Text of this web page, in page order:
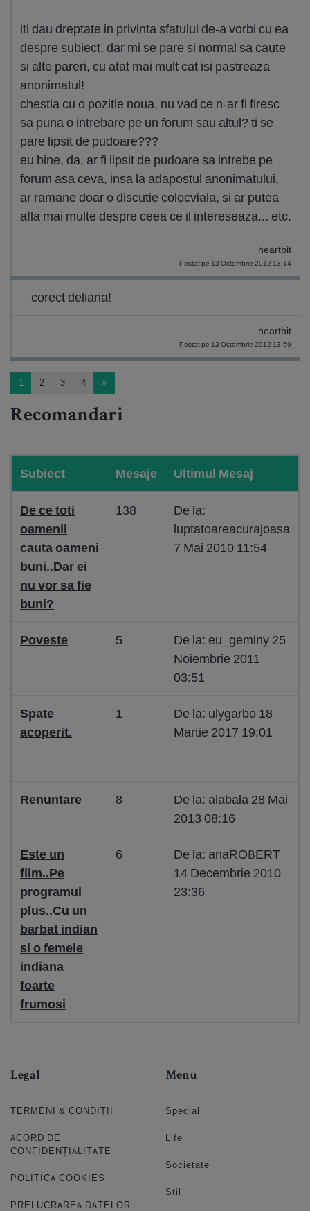
iti dau dreptate in privinta sfatului de-a vorbi cu ea
despre subiect, dar mi se pare si normal sa caute
si alte pareri, cu atat mai mult cat isi pastreaza
anonimatul!
chestia cu o pozitie noua, nu vad ce n-ar fi firesc
sa puna o intrebare pe un forum sau altul? ti se
pare lipsit de pudoare???
eu bine, da, ar fi lipsit de pudoare sa intrebe pe
forum asa ceva, insa la adapostul anonimatului,
ar ramane doar o discutie colocviala, si ar putea
afla mai multe despre ceea ce il intereseaza... etc.
heartbit
Postat pe 13 Octombrie 2012 13:14
corect deliana!
heartbit
Postat pe 13 Octombrie 2012 13:59
1 2 3 4 »
Recomandari
Subiect Mesaje Ultimul Mesaj
De ce toti
oamenii
cauta oameni
buni..Dar ei
nu vor sa fie
buni?
138
De la:
luptatoareacurajoasa
7 Mai 2010 11:54
Poveste 5
De la: eu_geminy 25
Noiembrie 2011
03:51
Spate
acoperit.
1
De la: ulygarbo 18
Martie 2017 19:01
Renuntare 8
De la: alabala 28 Mai
2013 08:16
Este un
film..Pe
programul
plus..Cu un
barbat indian
si o femeie
indiana
foarte
frumosi
6
De la: anaROBERT
14 Decembrie 2010
23:36
Legal
TERMENI & CONDIȚII
ACORD DE
CONFIDENȚIALITATE
POLITICA COOKIES
PRELUCRAREA DATELOR
Menu
Special
Life
Societate
Stil